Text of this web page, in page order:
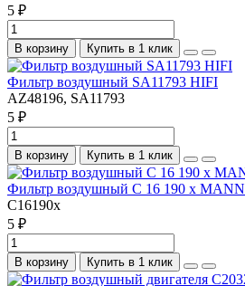
5 ₽
В корзину Купить в 1 клик
Фильтр воздушный SA11793 HIFI
AZ48196, SA11793
5 ₽
В корзину Купить в 1 клик
Фильтр воздушный C 16 190 x MANN
C16190x
5 ₽
В корзину Купить в 1 клик